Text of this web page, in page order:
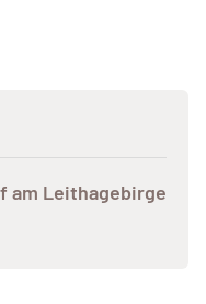
am Leithagebirge